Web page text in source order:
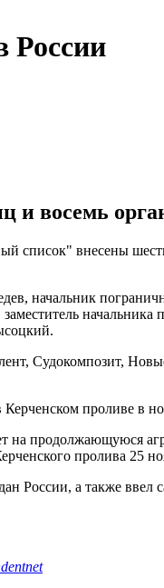
России
восемь
внесены
начальник
Судокомпозит,
проливе в
продолжающуюся
пролива 25
России, а также